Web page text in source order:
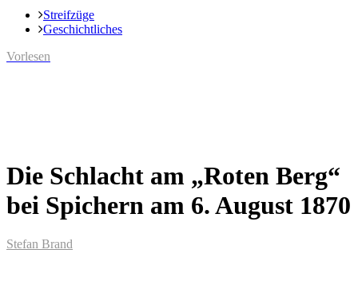
Streifzüge
Geschichtliches
Vorlesen
Die Schlacht am „Roten Berg“
bei Spichern am 6. August 1870
Stefan Brand